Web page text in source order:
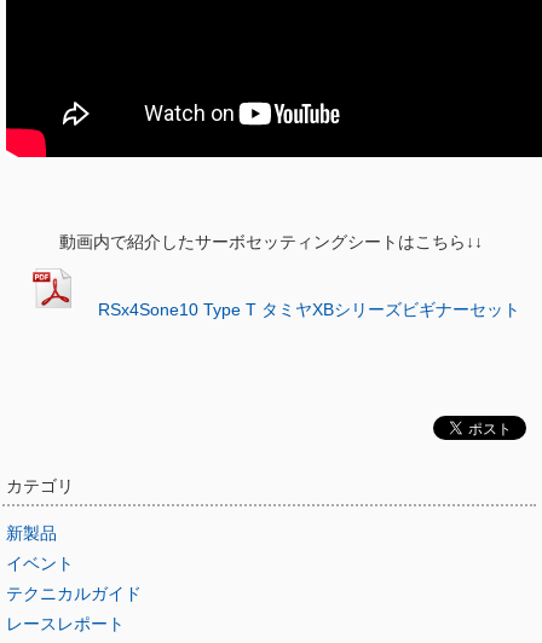
動画内で紹介したサーボセッティングシートはこちら↓↓
RSx4Sone10 Type T タミヤXBシリーズビギナーセット
カテゴリ
新製品
イベント
テクニカルガイド
レースレポート